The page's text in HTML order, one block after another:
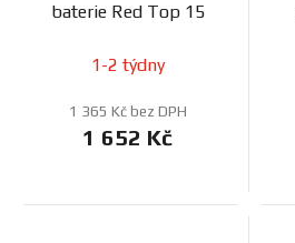
baterie Red Top 15
1-2 týdny
1 365 Kč bez DPH
1 652 Kč